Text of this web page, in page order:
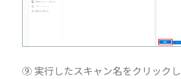
⑨ 実行したスキャン名をクリックし